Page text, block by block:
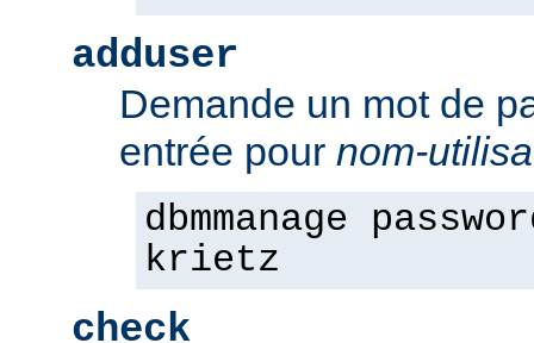
adduser
Demande un mot de
entrée pour nom-
dbmmanage
krietz
check